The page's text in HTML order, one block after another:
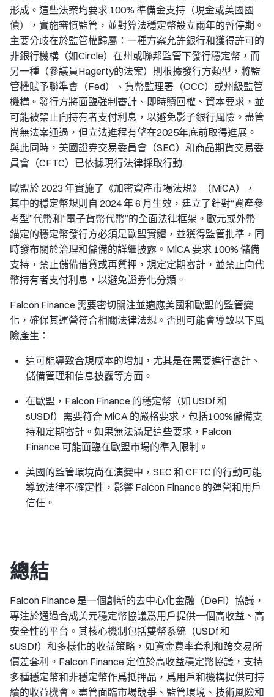
形成。這些法案均要求 100% 準備金支持（現金或美國國
債），實施審慎監管，並對算法穩定幣設立兩年的暫停期。
主要分歧在於監管權歸屬：一種方案允許銀行和獲得許可的
非銀行機構（如Circle）在州或聯邦監管下發行穩定幣，而
另一種（參議員Hagerty的法案）則根據發行方類型，將監
管權賦予聯準會（Fed）、貨幣監理署（OCC）或州級監管
機構。發行方將面臨強制審計、即時贖回權、資本要求，並
可能被禁止向持有者支付利息，以避免影子銀行風險。盡管
尚無法案通過，但立法進程有望在2025年底前取得進展。
與此同時，美國證券交易委員會（SEC）和商品期貨交易委
員會（CFTC）已依據現行法律採取行動.
歐盟於 2023 年實施了《加密資產市場法規》（MiCA），
其中的穩定幣規則自 2024 年 6 月生效，建立了針對“資產參
考型”代幣和“電子貨幣代幣”的全面法律框架。歐元或外幣
錨定的穩定幣發行方必須是歐盟實體，並獲得監管批準，同
時發布關於治理和儲備的詳細披露。MiCA 要求 100% 儲備
支持，禁止儲備借貸或再質押，規定定期審計，並禁止向代
幣持有者支付利息，以避免證券化分類。
Falcon Finance 需要密切關注並適應美國和歐盟的監管變
化，確保其運營符合相關法律法規。否則可能會導致以下風
險產生：
這可能導致合規成本的增加，尤其是在需要進行審計、
儲備管理和信息披露等方面。
在歐盟，Falcon Finance 的穩定幣（如 USDf 和
sUSDf）需要符合 MiCA 的嚴格要求，包括100%儲備支
持和定期審計。如果無法滿足這些要求，Falcon
Finance 可能面臨在歐盟市場的準入限制。
美國的監管環境尚在演變中，SEC 和 CFTC 的行動可能
導致法律不確定性，影響 Falcon Finance 的運營和用戶
信任。
總結
Falcon Finance 是一個創新的去中心化金融（DeFi）協議，
專注於通過合成美元穩定幣協議爲用戶提供一個高收益、高
安全性的平台。其核心機制包括雙幣系統（USDf 和
sUSDf）和多樣化的收益策略，如資金費率套利和跨交易所
價差套利。Falcon Finance 定位於高收益穩定幣協議，支持
多種穩定幣和非穩定幣作爲抵押品，爲用戶和機構提供可持
續的收益機會。盡管面臨市場競爭、監管環境、技術風險和